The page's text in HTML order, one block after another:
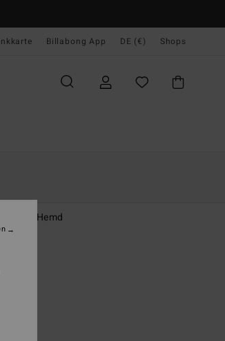
Billabong App DE (€) Shops
Hemd